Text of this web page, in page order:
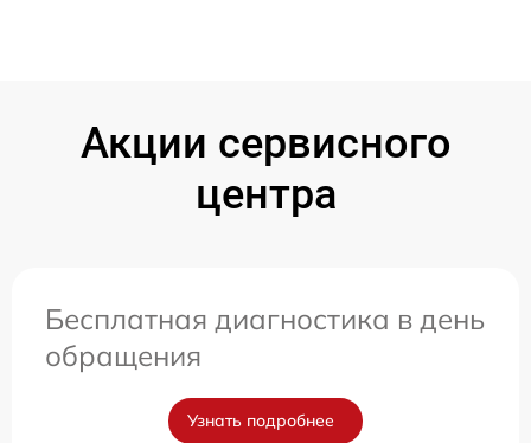
Акции сервисного
центра
Бесплатная диагностика в день
обращения
Узнать подробнее